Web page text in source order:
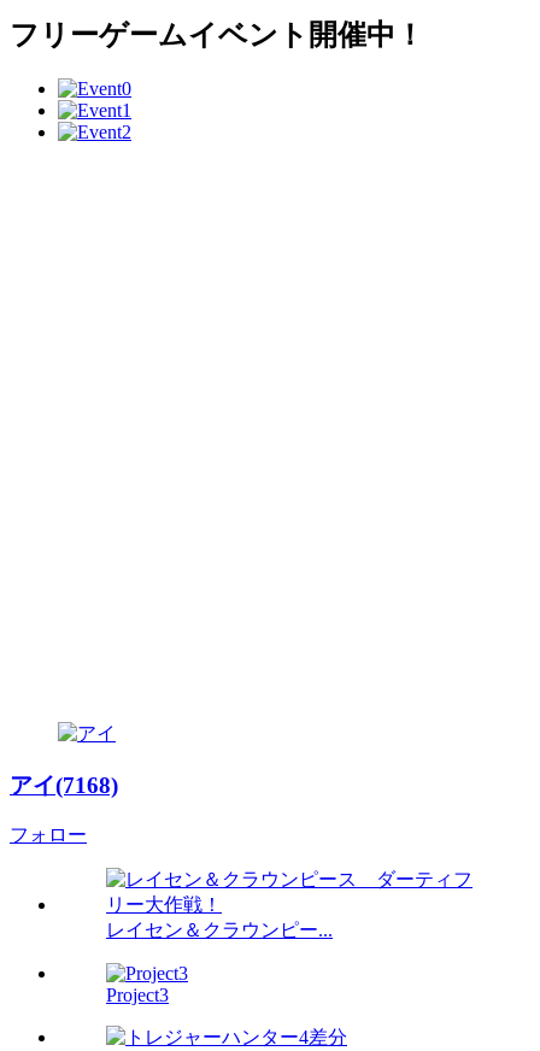
フリーゲームイベント開催中！
アイ(7168)
フォロー
レイセン＆クラウンピー...
Project3